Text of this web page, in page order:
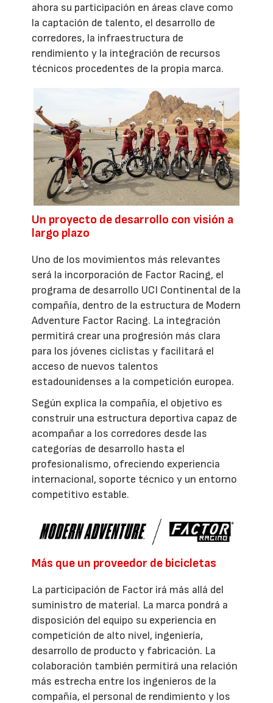
ahora su participación en áreas clave como
la captación de talento, el desarrollo de
corredores, la infraestructura de
rendimiento y la integración de recursos
técnicos procedentes de la propia marca.
Un proyecto de desarrollo con visión a
largo plazo
Uno de los movimientos más relevantes
será la incorporación de Factor Racing, el
programa de desarrollo UCI Continental de la
compañía, dentro de la estructura de Modern
Adventure Factor Racing. La integración
permitirá crear una progresión más clara
para los jóvenes ciclistas y facilitará el
acceso de nuevos talentos
estadounidenses a la competición europea.
Según explica la compañía, el objetivo es
construir una estructura deportiva capaz de
acompañar a los corredores desde las
categorías de desarrollo hasta el
profesionalismo, ofreciendo experiencia
internacional, soporte técnico y un entorno
competitivo estable.
Más que un proveedor de bicicletas
La participación de Factor irá más allá del
suministro de material. La marca pondrá a
disposición del equipo su experiencia en
competición de alto nivel, ingeniería,
desarrollo de producto y fabricación. La
colaboración también permitirá una relación
más estrecha entre los ingenieros de la
compañía, el personal de rendimiento y los